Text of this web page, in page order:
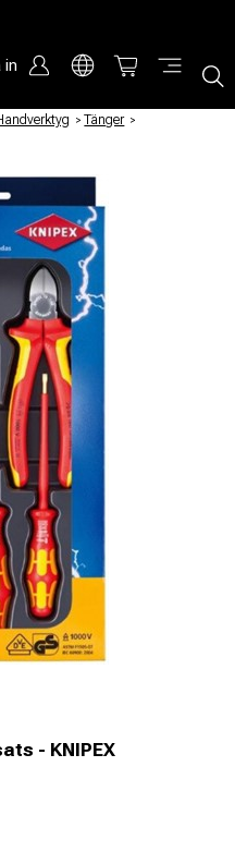
in
/ Tänger /
- KNIPEX